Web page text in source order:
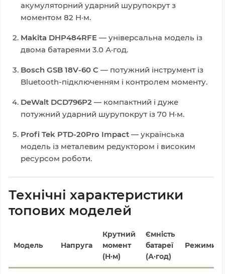
акумуляторний ударний шурупокрут з
моментом 82 Н·м.
Makita DHP484RFE — універсальна модель із
двома батареями 3.0 А·год.
Bosch GSB 18V-60 C — потужний інструмент із
Bluetooth-підключенням і контролем моменту.
DeWalt DCD796P2 — компактний і дуже
потужний ударний шурупокрут із 70 Н·м.
Profi Tek PTD-20Pro Impact — українська
модель із металевим редуктором і високим
ресурсом роботи.
Технічні характеристики
топових моделей
Модель Напруга
Крутний
момент
(Н·м)
Ємність
батареї
(А·год)
Режими